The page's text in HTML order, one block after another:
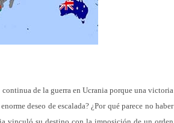
de la guerra en Ucrania porque una victoria
deseo de escalada? ¿Por qué parece no haber